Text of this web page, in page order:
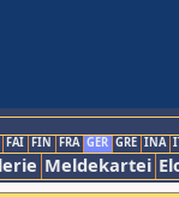
FAI FIN FRA GER GRE INA
Meldekartei